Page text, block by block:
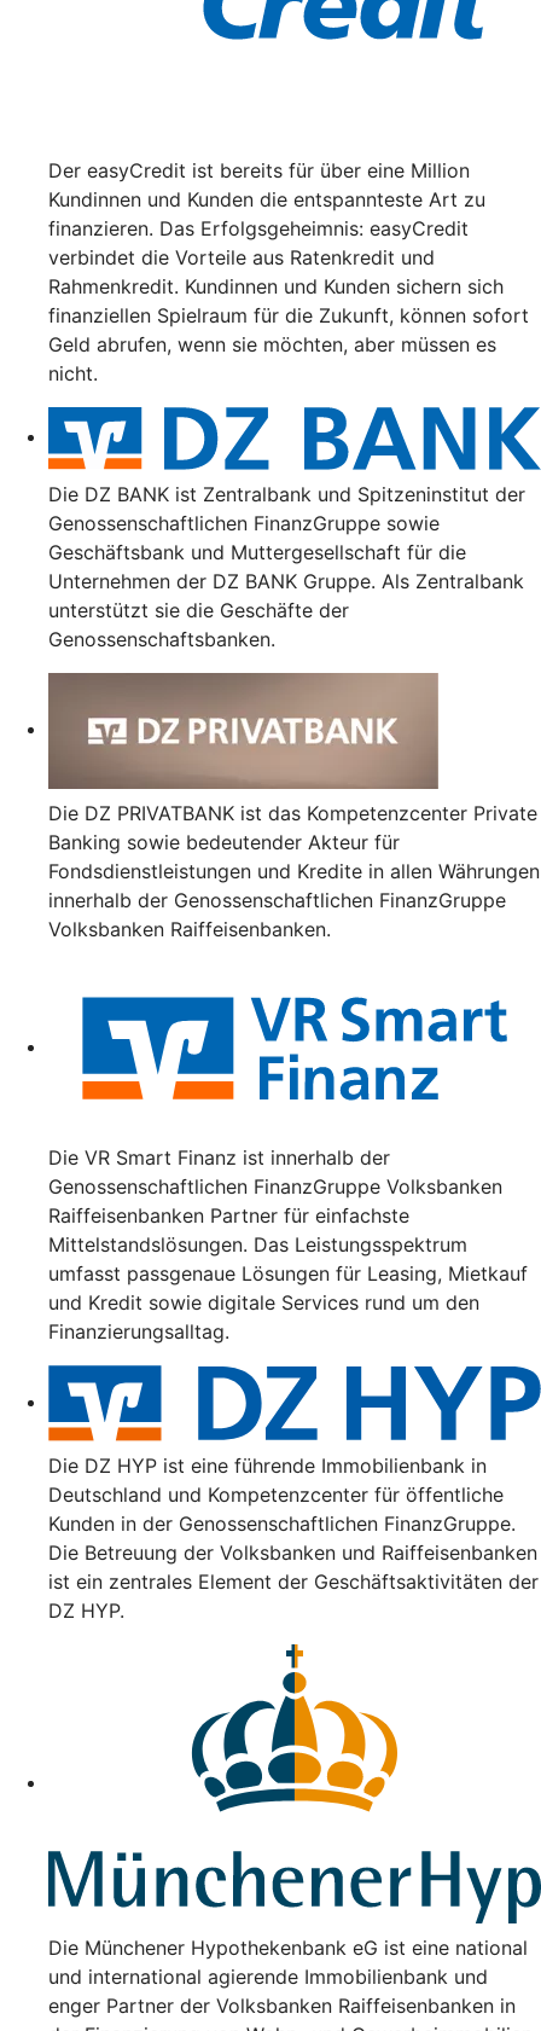
Der easyCredit ist bereits für über eine Million
Kundinnen und Kunden die entspannteste Art zu
finanzieren. Das Erfolgsgeheimnis: easyCredit
verbindet die Vorteile aus Ratenkredit und
Rahmenkredit. Kundinnen und Kunden sichern sich
finanziellen Spielraum für die Zukunft, können sofort
Geld abrufen, wenn sie möchten, aber müssen es
nicht.
Die DZ BANK ist Zentralbank und Spitzeninstitut der
Genossenschaftlichen FinanzGruppe sowie
Geschäftsbank und Muttergesellschaft für die
Unternehmen der DZ BANK Gruppe. Als Zentralbank
unterstützt sie die Geschäfte der
Genossenschaftsbanken.
Die DZ PRIVATBANK ist das Kompetenzcenter Private
Banking sowie bedeutender Akteur für
Fondsdienstleistungen und Kredite in allen Währungen
innerhalb der Genossenschaftlichen FinanzGruppe
Volksbanken Raiffeisenbanken.
Die VR Smart Finanz ist innerhalb der
Genossenschaftlichen FinanzGruppe Volksbanken
Raiffeisenbanken Partner für einfachste
Mittelstandslösungen. Das Leistungsspektrum
umfasst passgenaue Lösungen für Leasing, Mietkauf
und Kredit sowie digitale Services rund um den
Finanzierungsalltag.
Die DZ HYP ist eine führende Immobilienbank in
Deutschland und Kompetenzcenter für öffentliche
Kunden in der Genossenschaftlichen FinanzGruppe.
Die Betreuung der Volksbanken und Raiffeisenbanken
ist ein zentrales Element der Geschäftsaktivitäten der
DZ HYP.
Die Münchener Hypothekenbank eG ist eine national
und international agierende Immobilienbank und
enger Partner der Volksbanken Raiffeisenbanken in